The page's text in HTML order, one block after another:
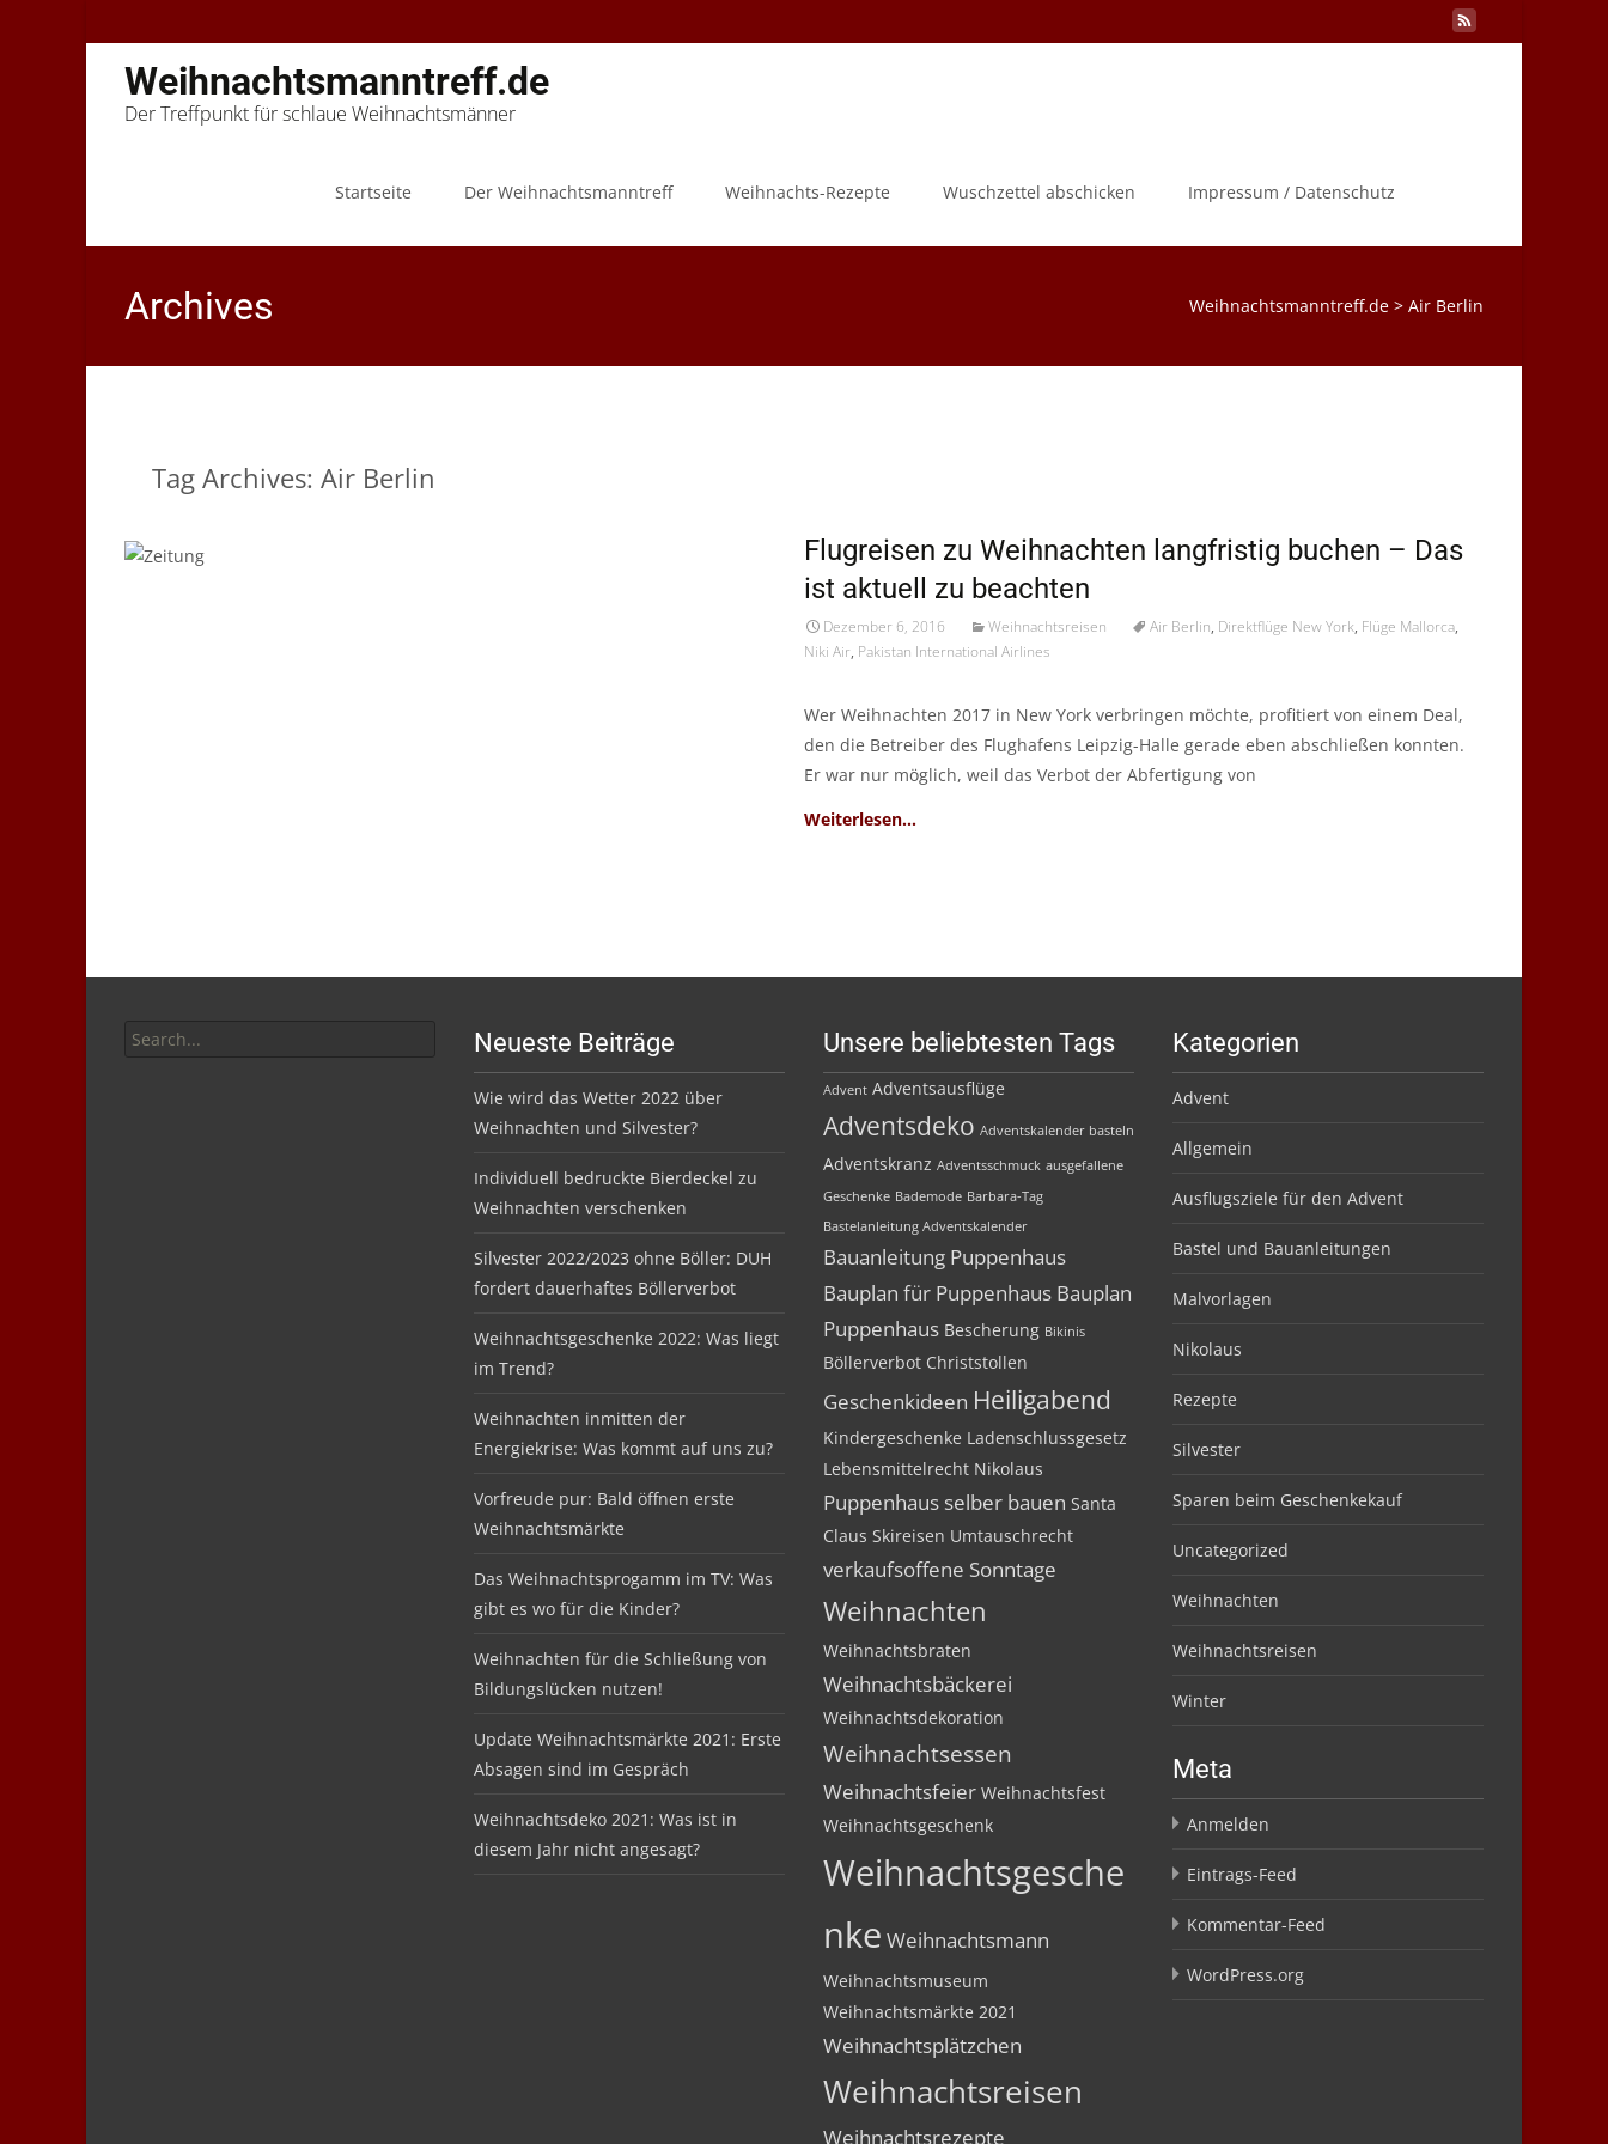
Weihnachtsmanntreff.de
Der Treffpunkt für schlaue Weihnachtsmänner
Startseite Der Weihnachtsmanntreff Weihnachts-Rezepte Wuschzettel abschicken Impressum / Datenschutz
Archives Weihnachtsmanntreff.de > Air Berlin
Tag Archives: Air Berlin
06
Flugreisen zu Weihnachten langfristig buchen – Das
ist aktuell zu beachten
Dezember 6, 2016 Weihnachtsreisen Air Berlin, Direktflüge New York, Flüge Mallorca,
Niki Air, Pakistan International Airlines
Wer Weihnachten 2017 in New York verbringen möchte, profitiert von einem Deal,
den die Betreiber des Flughafens Leipzig-Halle gerade eben abschließen konnten.
Er war nur möglich, weil das Verbot der Abfertigung von
for:
Neueste Beiträge
Wie wird das Wetter 2022 über
Weihnachten und Silvester?
Individuell bedruckte Bierdeckel zu
Weihnachten verschenken
Silvester 2022/2023 ohne Böller: DUH
fordert dauerhaftes Böllerverbot
Weihnachtsgeschenke 2022: Was liegt
im Trend?
Weihnachten inmitten der
Energiekrise: Was kommt auf uns zu?
Vorfreude pur: Bald öffnen erste
Weihnachtsmärkte
Das Weihnachtsprogamm im TV: Was
gibt es wo für die Kinder?
Weihnachten für die Schließung von
Bildungslücken nutzen!
Update Weihnachtsmärkte 2021: Erste
Absagen sind im Gespräch
Weihnachtsdeko 2021: Was ist in
diesem Jahr nicht angesagt?
Unsere beliebtesten Tags
Advent Adventsausflüge
Adventsdeko Adventskalender basteln
Adventskranz Adventsschmuck ausgefallene
Geschenke Bademode Barbara-Tag
Bastelanleitung Adventskalender
Bauanleitung Puppenhaus
Bauplan für Puppenhaus Bauplan
Puppenhaus Bescherung Bikinis
Böllerverbot Christstollen
Geschenkideen Heiligabend
Kindergeschenke Ladenschlussgesetz
Lebensmittelrecht Nikolaus
Puppenhaus selber bauen Santa
Claus Skireisen Umtauschrecht
verkaufsoffene Sonntage
Weihnachten
Weihnachtsbraten
Weihnachtsbäckerei
Weihnachtsdekoration
Weihnachtsessen
Weihnachtsfeier Weihnachtsfest
Weihnachtsgeschenk
Weihnachtsgesche
nke Weihnachtsmann
Weihnachtsmuseum
Weihnachtsmärkte 2021
Weihnachtsplätzchen
Weihnachtsreisen
Weihnachtsrezepte
Kategorien
Advent
Allgemein
Ausflugsziele für den Advent
Bastel und Bauanleitungen
Malvorlagen
Nikolaus
Rezepte
Silvester
Sparen beim Geschenkekauf
Uncategorized
Weihnachten
Weihnachtsreisen
Winter
Meta
Anmelden
Eintrags-Feed
Kommentar-Feed
WordPress.org